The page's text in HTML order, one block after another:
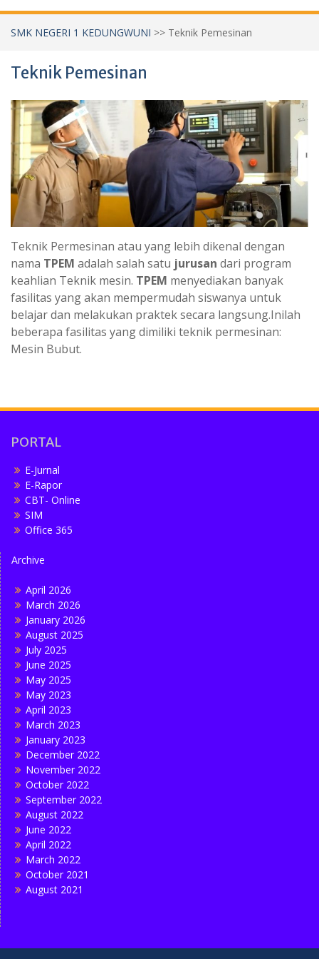
SMK NEGERI 1 KEDUNGWUNI >> Teknik Pemesinan
Teknik Pemesinan
Teknik Permesinan atau yang lebih dikenal dengan
nama TPEM adalah salah satu jurusan dari program
keahlian Teknik mesin. TPEM menyediakan banyak
fasilitas yang akan mempermudah siswanya untuk
belajar dan melakukan praktek secara langsung.Inilah
beberapa fasilitas yang dimiliki teknik permesinan:
Mesin Bubut.
PORTAL
E-Jurnal
E-Rapor
CBT- Online
SIM
Office 365
Archive
April 2026
March 2026
January 2026
August 2025
July 2025
June 2025
May 2025
May 2023
April 2023
March 2023
January 2023
December 2022
November 2022
October 2022
September 2022
August 2022
June 2022
April 2022
March 2022
October 2021
August 2021